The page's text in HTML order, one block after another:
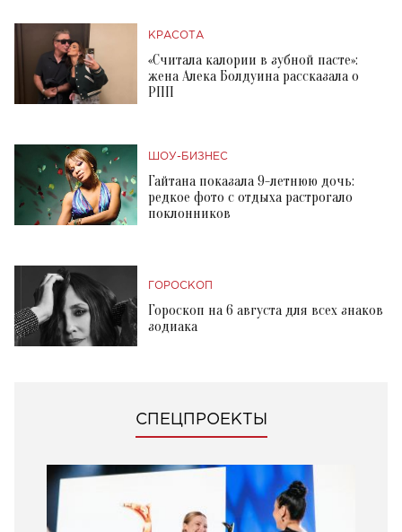
КРАСОТА
«Считала калории в зубной пасте»:
жена Алека Болдуина рассказала о
РПП
ШОУ-БИЗНЕС
Гайтана показала 9-летнюю дочь:
редкое фото с отдыха растрогало
поклонников
ГОРОСКОП
Гороскоп на 6 августа для всех знаков
зодиака
СПЕЦПРОЕКТЫ